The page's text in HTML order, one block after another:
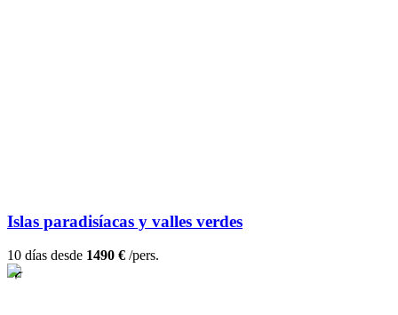
Islas paradisíacas y valles verdes
10 días desde 1490 € /pers.